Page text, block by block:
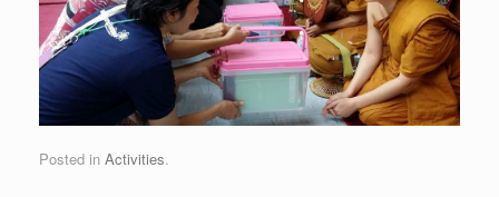
Posted in Activities.